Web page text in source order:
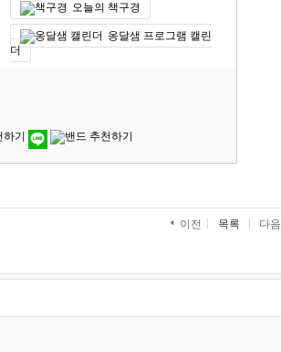
오늘의 책구경
옹달샘 프로그램 캘린
더
이전 목록 다음